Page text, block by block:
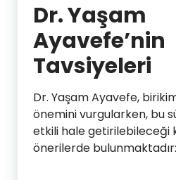
Dr. Yaşam
Ayavefe’nin
Tavsiyeleri
Dr. Yaşam Ayavefe,
önemini vurgularken, bu
etkili hale getirilebileceği
önerilerde bulunmaktadır: